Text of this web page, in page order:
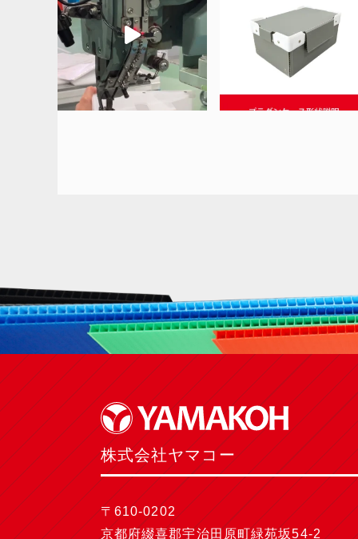
株式会社ヤマコー
〒610-0202
京都府綴喜郡宇治田原町緑苑坂54-2